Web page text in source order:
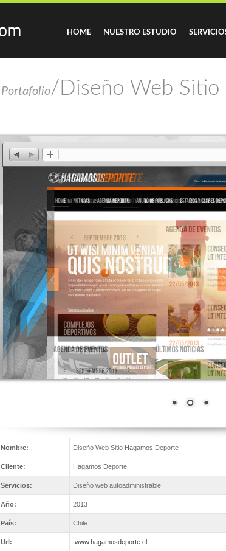
HOME NUESTRO ESTUDIO
Portafolio/Diseño Web Sitio
Nombre: Diseño Web Sitio Hagamos Deporte
Cliente: Hagamos Deporte
Servicios: Diseño web autoadministrable
Año: 2013
País: Chile
Url:
www.hagamosdeporte.cl